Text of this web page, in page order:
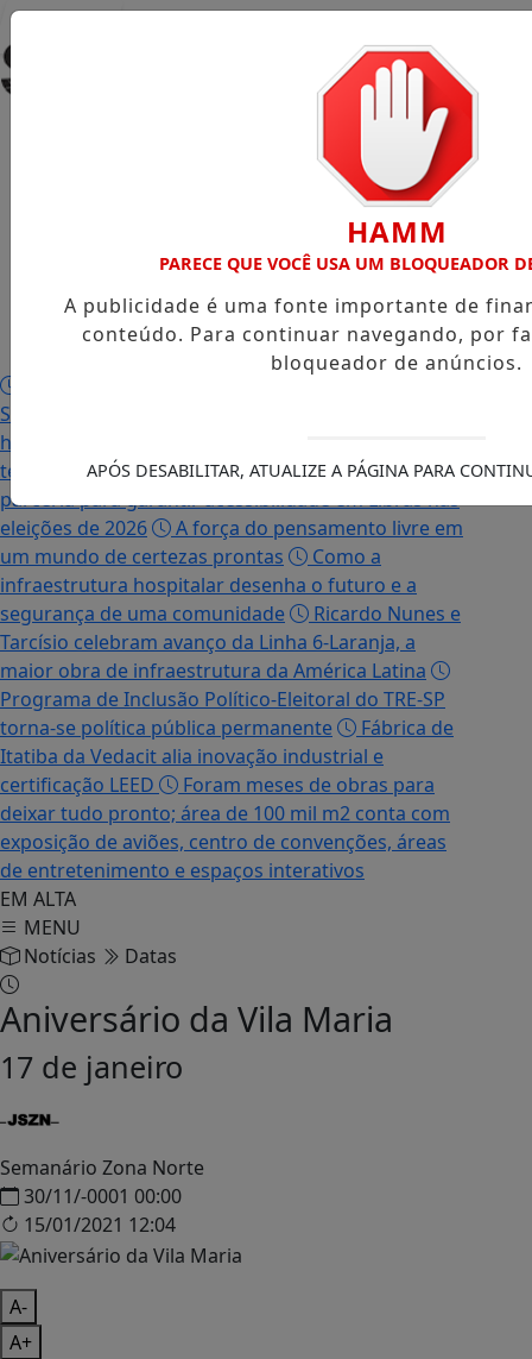
Início/
Colunistas/
Contato/
Virtual/
Cupons de
Desconto /
Samaritano Higienópolis consolida 130 anos de
história com foco em alta complexidade e inovação
tecnológica
Governo de SP e TRE-SP renovam
parceria para garantir acessibilidade em Libras nas
eleições de 2026
A força do pensamento livre em
um mundo de certezas prontas
Como a
infraestrutura hospitalar desenha o futuro e a
segurança de uma comunidade
Ricardo Nunes e
Tarcísio celebram avanço da Linha 6-Laranja, a
maior obra de infraestrutura da América Latina
Programa de Inclusão Político-Eleitoral do TRE-SP
torna-se política pública permanente
Fábrica de
Itatiba da Vedacit alia inovação industrial e
certificação LEED
Foram meses de obras para
deixar tudo pronto; área de 100 mil m2 conta com
exposição de aviões, centro de convenções, áreas
de entretenimento e espaços interativos
EM ALTA
MENU
Notícias
Datas
Aniversário da Vila Maria
17 de janeiro
Semanário Zona Norte
30/11/-0001 00:00
15/01/2021 12:04
A-
A+
HAMM
PARECE QUE VOCÊ USA UM BLOQUEADOR
A publicidade é uma fonte importante de
conteúdo. Para continuar navegando, por
bloqueador de anúncios.
APÓS DESABILITAR, ATUALIZE A PÁGINA PARA